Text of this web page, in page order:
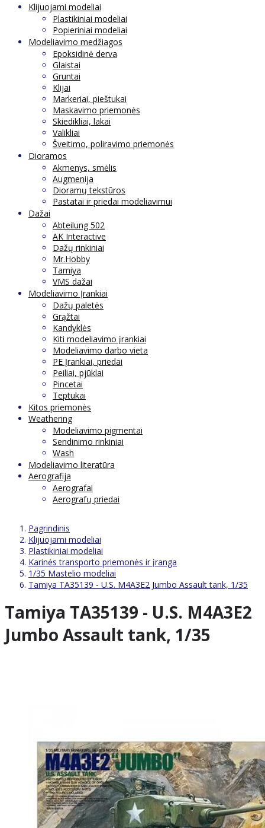
Klijuojami modeliai
Plastikiniai modeliai
Popieriniai modeliai
Modeliavimo medžiagos
Epoksidinė derva
Glaistai
Gruntai
Klijai
Markeriai, pieštukai
Maskavimo priemonės
Skiedikliai, lakai
Valikliai
Šveitimo, poliravimo priemonės
Dioramos
Akmenys, smėlis
Augmenija
Dioramų tekstūros
Pastatai ir priedai modeliavimui
Dažai
Abteilung 502
AK Interactive
Dažų rinkiniai
Mr.Hobby
Tamiya
VMS dažai
Modeliavimo Įrankiai
Dažų paletės
Grąžtai
Kandyklės
Kiti modeliavimo įrankiai
Modeliavimo darbo vieta
PE Įrankiai, priedai
Peiliai, pjūklai
Pincetai
Teptukai
Kitos priemonės
Weathering
Modeliavimo pigmentai
Sendinimo rinkiniai
Wash
Modeliavimo literatūra
Aerografija
Aerografai
Aerografų priedai
Pagrindinis
Klijuojami modeliai
Plastikiniai modeliai
Karinės transporto priemonės ir įranga
1/35 Mastelio modeliai
Tamiya TA35139 - U.S. M4A3E2 Jumbo Assault tank, 1/35
Tamiya TA35139 - U.S. M4A3E2
Jumbo Assault tank, 1/35